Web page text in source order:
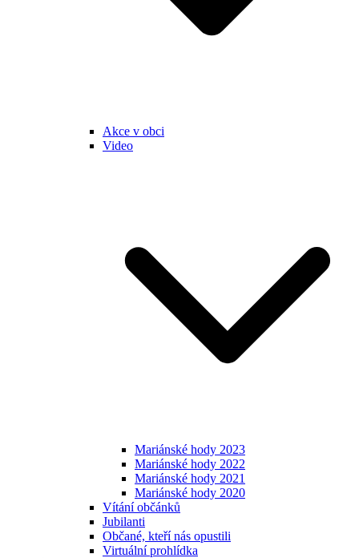
Akce v obci
Video
Mariánské hody 2023
Mariánské hody 2022
Mariánské hody 2021
Mariánské hody 2020
Vítání občánků
Jubilanti
Občané, kteří nás opustili
Virtuální prohlídka